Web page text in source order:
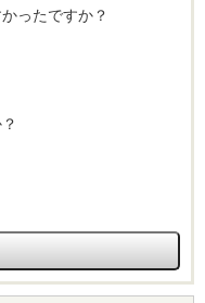
ったですか？